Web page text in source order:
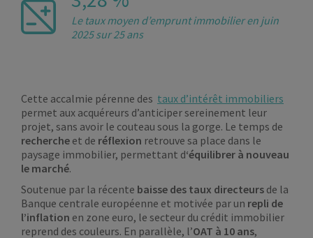
Le taux moyen d’emprunt immobilier en juin
2025 sur 25 ans
Cette accalmie pérenne des taux d’intérêt immobiliers
permet aux acquéreurs d’anticiper sereinement leur
projet, sans avoir le couteau sous la gorge. Le temps de
recherche et de réflexion retrouve sa place dans le
paysage immobilier, permettant d‘équilibrer à nouveau
le marché.
Soutenue par la récente baisse des taux directeurs de la
Banque centrale européenne et motivée par un repli de
l’inflation en zone euro, le secteur du crédit immobilier
reprend des couleurs. En parallèle, l’OAT à 10 ans,